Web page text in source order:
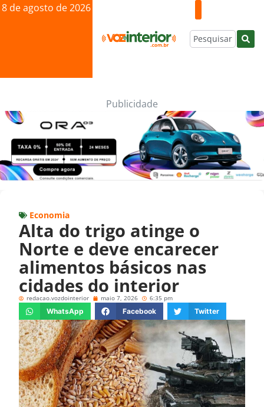
8 de agosto de 2026
Publicidade
Economia
Alta do trigo atinge o
Norte e deve encarecer
alimentos básicos nas
cidades do interior
redacao.vozdointerior maio 7, 2026 6:35 pm
WhatsApp Facebook Twitter